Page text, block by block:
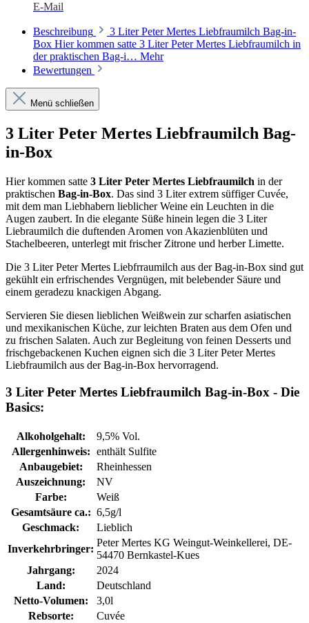
E-Mail
Beschreibung
3 Liter Peter Mertes Liebfraumilch Bag-in-
Box Hier kommen satte 3 Liter Peter Mertes Liebfraumilch in
der praktischen Bag-i… Mehr
Bewertungen
Menü schließen
3 Liter Peter Mertes Liebfraumilch Bag-
in-Box
Hier kommen satte 3 Liter Peter Mertes Liebfraumilch in der
praktischen Bag-in-Box. Das sind 3 Liter extrem süffiger Cuvée,
mit dem man Liebhabern lieblicher Weine ein Leuchten in die
Augen zaubert. In die elegante Süße hinein legen die 3 Liter
Liebraumilch die duftenden Aromen von Akazienblüten und
Stachelbeeren, unterlegt mit frischer Zitrone und herber Limette.
Die 3 Liter Peter Mertes Liebfrraumilch aus der Bag-in-Box sind gut
gekühlt ein erfrischendes Vergnügen, mit belebender Säure und
einem geradezu knackigen Abgang.
Servieren Sie diesen lieblichen Weißwein zur scharfen asiatischen
und mexikanischen Küche, zur leichten Braten aus dem Ofen und
zu frischen Salaten. Auch zur Begleitung von feinen Desserts und
frischgebackenen Kuchen eignen sich die 3 Liter Peter Mertes
Liebfraumilch aus der Bag-in-Box hervorragend.
3 Liter Peter Mertes Liebfraumilch Bag-in-Box - Die
Basics:
Alkoholgehalt:
9,5% Vol.
Allergenhinweis: enthält Sulfite
Anbaugebiet:
Rheinhessen
Auszeichnung:
NV
Farbe:
Weiß
Gesamtsäure ca.: 6,5g/l
Geschmack:
Lieblich
Inverkehrbringer:
Peter Mertes KG Weingut-Weinkellerei, DE-
54470 Bernkastel-Kues
Jahrgang:
2024
Land:
Deutschland
Netto-Volumen:
3,0l
Rebsorte:
Cuvée